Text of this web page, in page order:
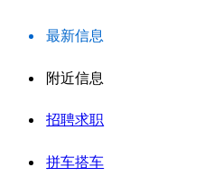
最新信息
附近信息
招聘求职
拼车搭车